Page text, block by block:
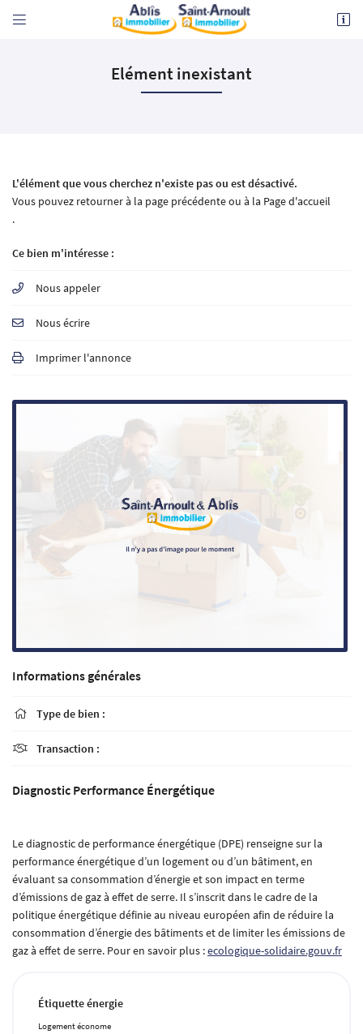
 
78730 ST ARNOULT EN YVELINES
 Adresse email de réception
email indiqué ci-dessus. Vous pouvez vous désinscrire à tout moment en utilisant
Elément inexistant
L'élément que vous cherchez n'existe pas ou est désactivé.
Vous pouvez retourner à la page précédenteou à la Page d'accueil
.
Ce bien m'intéresse :
Nous appeler
Nous écrire
Imprimer l'annonce
Informations générales
 Type de bien :
 Transaction :
Diagnostic Performance Énergétique
Le diagnostic de performance énergétique (DPE) renseigne sur la
performance énergétique d’un logement ou d’un bâtiment, en
évaluant sa consommation d’énergie et son impact en terme
d’émissions de gaz à effet de serre. Il s’inscrit dans le cadre de la
politique énergétique définie au niveau européen afin de réduire la
consommation d’énergie des bâtiments et de limiter les émissions de
gaz à effet de serre. Pour en savoir plus :ecologique-solidaire.gouv.fr
Étiquette énergie
Logement économe